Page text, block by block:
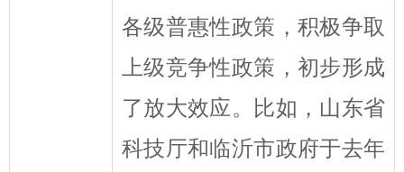
各级普惠性政策，积极争取
上级竞争性政策，初步形成
了放大效应。比如， 山东省
科技厅和临沂市政府于去年